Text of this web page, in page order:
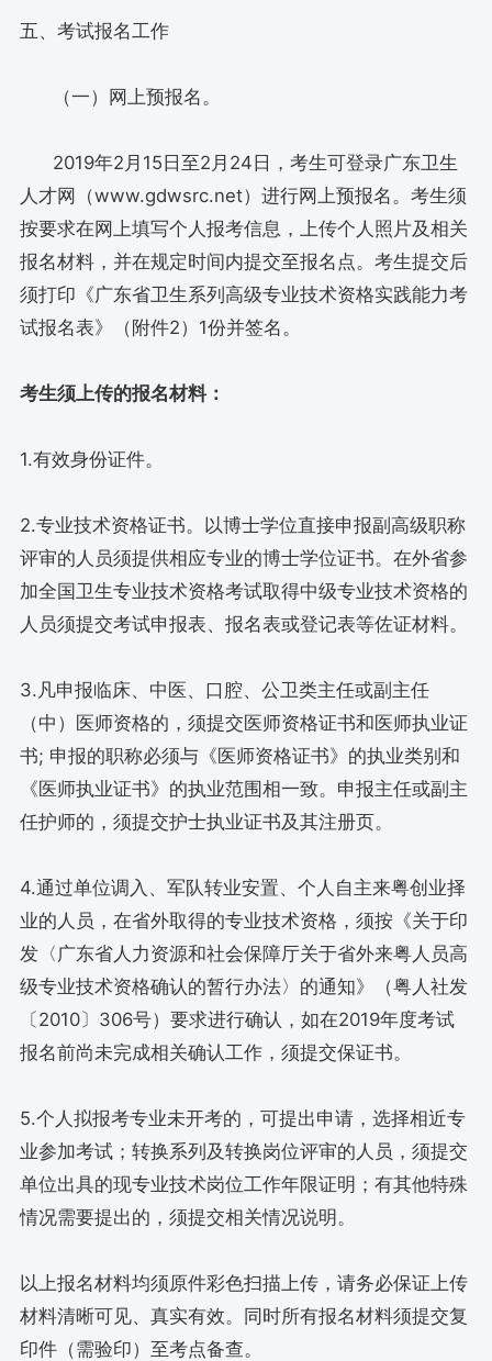
五、考试报名工作
（一）网上预报名。
2019年2月15日至2月24日，考生可登录广东卫生
人才网（www.gdwsrc.net）进行网上预报名。考生须
按要求在网上填写个人报考信息，上传个人照片及相关
报名材料，并在规定时间内提交至报名点。考生提交后
须打印《广东省卫生系列高级专业技术资格实践能力考
试报名表》（附件2）1份并签名。
考生须上传的报名材料：
1.有效身份证件。
2.专业技术资格证书。以博士学位直接申报副高级职称
评审的人员须提供相应专业的博士学位证书。在外省参
加全国卫生专业技术资格考试取得中级专业技术资格的
人员须提交考试申报表、报名表或登记表等佐证材料。
3.凡申报临床、中医、口腔、公卫类主任或副主任
（中）医师资格的，须提交医师资格证书和医师执业证
书; 申报的职称必须与《医师资格证书》的执业类别和
《医师执业证书》的执业范围相一致。申报主任或副主
任护师的，须提交护士执业证书及其注册页。
4.通过单位调入、军队转业安置、个人自主来粤创业择
业的人员，在省外取得的专业技术资格，须按《关于印
发〈广东省人力资源和社会保障厅关于省外来粤人员高
级专业技术资格确认的暂行办法〉的通知》（粤人社发
〔2010〕306号）要求进行确认，如在2019年度考试
报名前尚未完成相关确认工作，须提交保证书。
5.个人拟报考专业未开考的，可提出申请，选择相近专
业参加考试；转换系列及转换岗位评审的人员，须提交
单位出具的现专业技术岗位工作年限证明；有其他特殊
情况需要提出的，须提交相关情况说明。
以上报名材料均须原件彩色扫描上传，请务必保证上传
材料清晰可见、真实有效。同时所有报名材料须提交复
印件（需验印）至考点备查。